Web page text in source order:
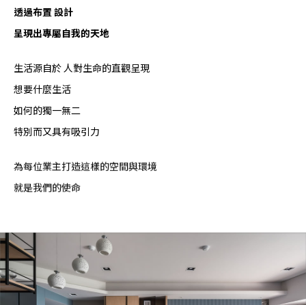
透過布置 設計
呈現出專屬自我的天地
生活源自於 人對生命的直觀呈現
想要什麼生活
如何的獨一無二
特別而又具有吸引力
為每位業主打造這樣的空間與環境
就是我們的使命